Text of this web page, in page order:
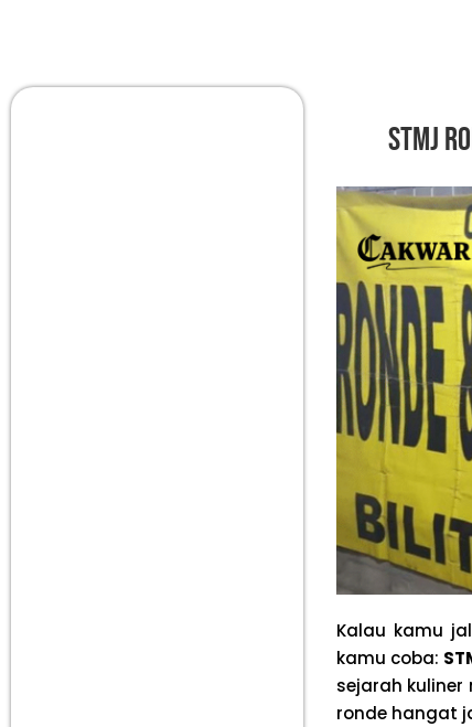
STMJ
Kalau kamu
kamu coba:
sejarah kuliner
ronde hangat